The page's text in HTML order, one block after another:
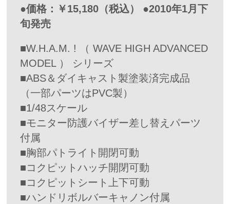
●価格：￥15,180（税込） ●2010年1月下
旬発売
■W.H.A.M. ! （ WAVE HIGH ADVANCED
MODEL ） シリーズ
■ABS＆ダイキャスト製塗装済完成品
（一部パーツはPVC製）
■1/48スケール
■モニター防護バイザー差し替えパーツ
付属
■胸部パトライト開閉可動
■コクピットハッチ開閉可動
■コクピットシート上下可動
■ハンドリボルバーキャノン付属